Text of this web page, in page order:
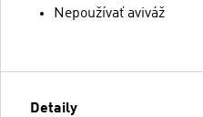
Nepoužívať aviváž
Detaily